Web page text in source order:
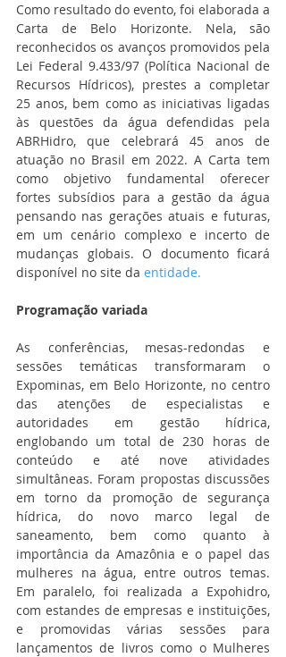
Como resultado do evento, foi elaborada a
Carta de Belo Horizonte. Nela, são
reconhecidos os avanços promovidos pela
Lei Federal 9.433/97 (Política Nacional de
Recursos Hídricos), prestes a completar
25 anos, bem como as iniciativas ligadas
às questões da água defendidas pela
ABRHidro, que celebrará 45 anos de
atuação no Brasil em 2022. A Carta tem
como objetivo fundamental oferecer
fortes subsídios para a gestão da água
pensando nas gerações atuais e futuras,
em um cenário complexo e incerto de
mudanças globais. O documento ficará
disponível no site da entidade.
Programação variada
As conferências, mesas-redondas e
sessões temáticas transformaram o
Expominas, em Belo Horizonte, no centro
das atenções de especialistas e
autoridades em gestão hídrica,
englobando um total de 230 horas de
conteúdo e até nove atividades
simultâneas. Foram propostas discussões
em torno da promoção de segurança
hídrica, do novo marco legal de
saneamento, bem como quanto à
importância da Amazônia e o papel das
mulheres na água, entre outros temas.
Em paralelo, foi realizada a Expohidro,
com estandes de empresas e instituições,
e promovidas várias sessões para
lançamentos de livros como o Mulheres